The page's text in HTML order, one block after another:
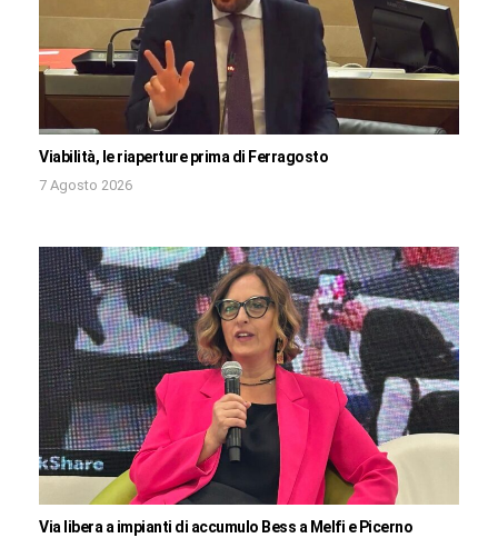
Viabilità, le riaperture prima di Ferragosto
7 Agosto 2026
Via libera a impianti di accumulo Bess a Melfi e Picerno